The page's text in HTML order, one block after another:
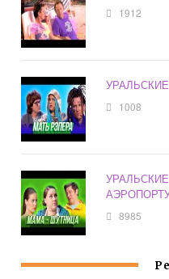
1912
1008
8985